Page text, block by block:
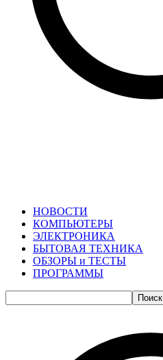
НОВОСТИ
КОМПЬЮТЕРЫ
ЭЛЕКТРОНИКА
БЫТОВАЯ ТЕХНИКА
ОБЗОРЫ и ТЕСТЫ
ПРОГРАММЫ
Поиск